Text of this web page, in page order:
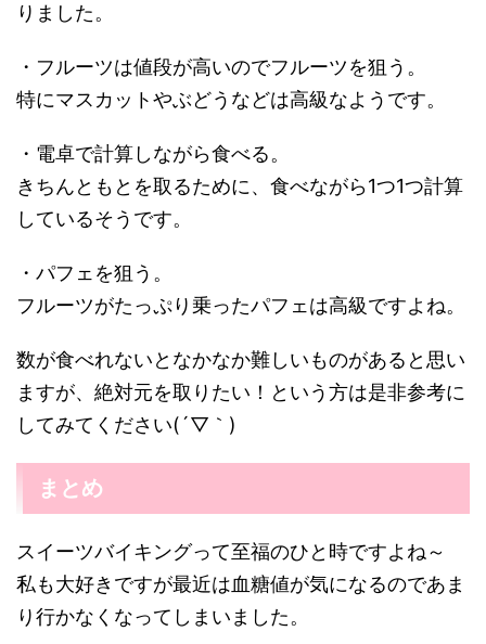
りました。
・フルーツは値段が高いのでフルーツを狙う。
特にマスカットやぶどうなどは高級なようです。
・電卓で計算しながら食べる。
きちんともとを取るために、食べながら1つ1つ計算
しているそうです。
・パフェを狙う。
フルーツがたっぷり乗ったパフェは高級ですよね。
数が食べれないとなかなか難しいものがあると思い
ますが、絶対元を取りたい！という方は是非参考に
してみてください(´▽｀)
まとめ
スイーツバイキングって至福のひと時ですよね～
私も大好きですが最近は血糖値が気になるのであま
り行かなくなってしまいました。